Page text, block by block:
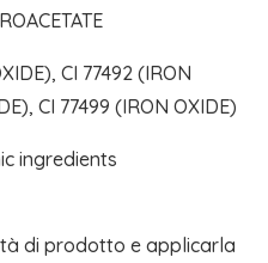
CI 77492 (IRON
CI 77499 (IRON OXIDE)
ingredients
di prodotto e applicarla